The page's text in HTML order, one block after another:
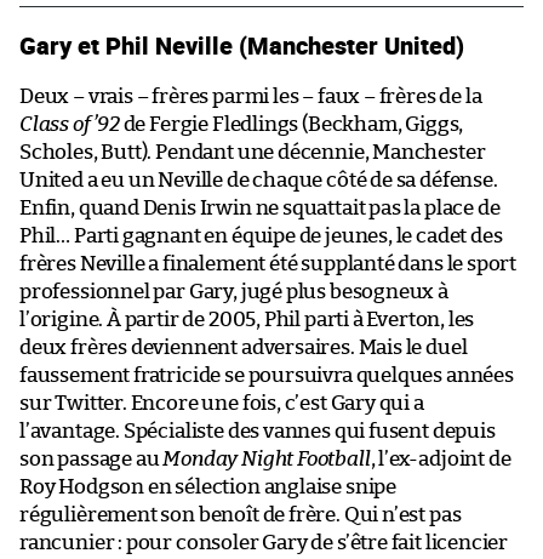
Gary et Phil Neville (Manchester United)
Deux – vrais – frères parmi les – faux – frères de la
Class of ’92de Fergie Fledlings (Beckham, Giggs,
Scholes, Butt). Pendant une décennie, Manchester
United a eu un Neville de chaque côté de sa défense.
Enfin, quand Denis Irwin ne squattait pas la place de
Phil… Parti gagnant en équipe de jeunes, le cadet des
frères Neville a finalement été supplanté dans le sport
professionnel par Gary, jugé plus besogneux à
l’origine. À partir de 2005, Phil parti à Everton, les
deux frères deviennent adversaires. Mais le duel
faussement fratricide se poursuivra quelques années
sur Twitter. Encore une fois, c’est Gary qui a
l’avantage. Spécialiste des vannes qui fusent depuis
son passage au Monday Night Football, l’ex-adjoint de
Roy Hodgson en sélection anglaise snipe
régulièrement son benoît de frère. Qui n’est pas
rancunier : pour consoler Gary de s’être fait licencier